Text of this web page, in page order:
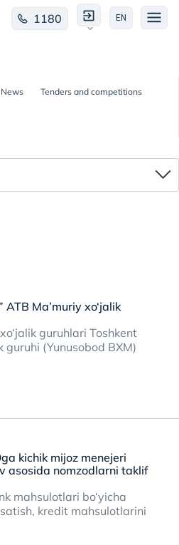
1180 EN
News Tenders and competitions
ATB Ma’muriy xo‘jalik
guruhlari Toshkent
guruhi (Yunusobod BXM)
kichik mijoz menejeri
asosida nomzodlarni taklif
mahsulotlari bo‘yicha
kredit mahsulotlarini